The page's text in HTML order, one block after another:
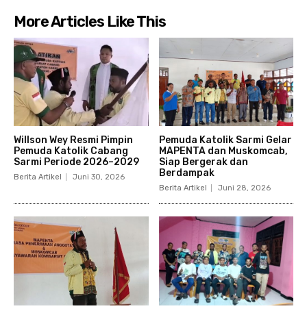
More Articles Like This
Willson Wey Resmi Pimpin
Pemuda Katolik Cabang
Sarmi Periode 2026–2029
Berita Artikel Juni 30, 2026
Pemuda Katolik Sarmi Gelar
MAPENTA dan Muskomcab,
Siap Bergerak dan
Berdampak
Berita Artikel Juni 28, 2026